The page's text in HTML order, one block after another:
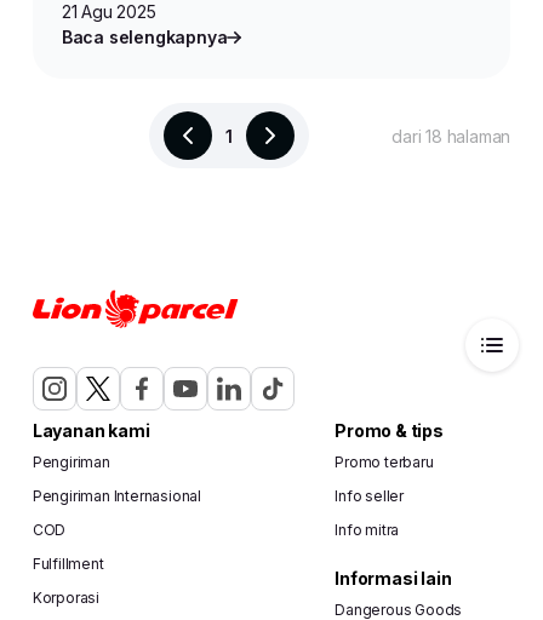
21 Agu 2025
Baca selengkapnya
1 dari 18 halaman
Layanan kami
Pengiriman
Pengiriman Internasional
COD
Fulfillment
Korporasi
Promo & tips
Promo terbaru
Info seller
Info mitra
Informasi lain
Dangerous Goods